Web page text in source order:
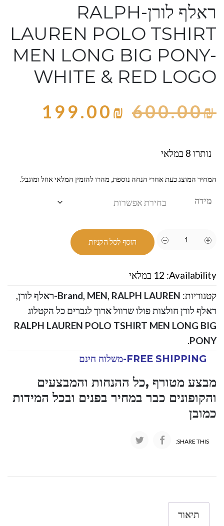
ראלף לורן-RALPH
LAUREN POLO TSHIRT
MEN LONG BIG PONY-
WHITE & RED LOGO
600.00₪
199.00₪
נותרו 8 במלאי
המחיר המוצג כעת אחרי הנחה נוספת, מהרו להזמין המלאי אוזל ומוגבל.
מידה
הוסף לסל הקניות
Availability: 12 במלאי
קטגוריות:
Brand, MEN, RALPH LAUREN-ראלף לורן
,
ראלף לורן חולצות פולו שרוול ארוך לגברים כל הקטלוג
RALPH LAUREN POLO TSHIRT MEN LONG BIG
PONY
.
FREE SHIPPING-משלוח חינם
מבצע מטורף ,כל ההנחות והמבצעים
והקופונים כבר במחיר בפנים ובכל המידות
כמובן
SHARE THIS:
תיאור